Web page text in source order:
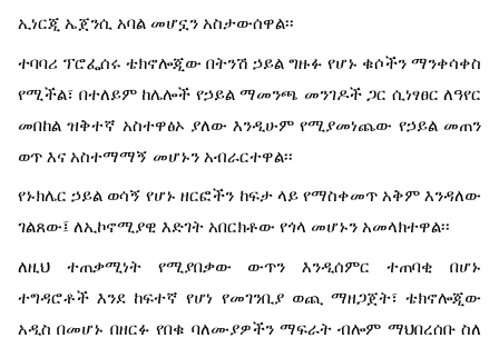
ኢነርጂ ኤጀንሲ አባል መሆኗን አስታውሰዋል፡፡
ተባባሪ ፕሮፌሰሩ ቴክኖሎጂው በትንሽ ኃይል ግዙፉ የሆኑ ቁሶችን ማንቀሳቀስ
የሚችል፣ በተለይም ከሌሎች የኃይል ማመንጫ መንገዶች ጋር ሲነፃፀር ለዓየር
መበከል ዝቅተኛ አስተዋፅኦ ያለው እንዲሁም የሚያመነጨው የኃይል መጠን
ወጥ እና አስተማማኝ መሆኑን አብራርተዋል፡፡
የኑክሌር ኃይል ወሳኝ የሆኑ ዘርፎችን ከፍታ ላይ የማስቀመጥ አቅም እንዳለው
ገልጸው፤ ለኢኮኖሚያዊ እድገት አበርክቶው የጎላ መሆኑን አመላክተዋል፡፡
ለዚህ ተጠቃሚነት የሚያበቃው ውጥን እንዲሰምር ተጠባቂ በሆኑ
ተግዳሮቶች እንደ ከፍተኛ የሆነ የመገንቢያ ወጪ ማዘጋጀት፣ ቴክኖሎጂው
አዲስ በመሆኑ በዘርፉ የበቁ ባለሙያዎችን ማፍራት ብሎም ማህበረሰቡ ስለ